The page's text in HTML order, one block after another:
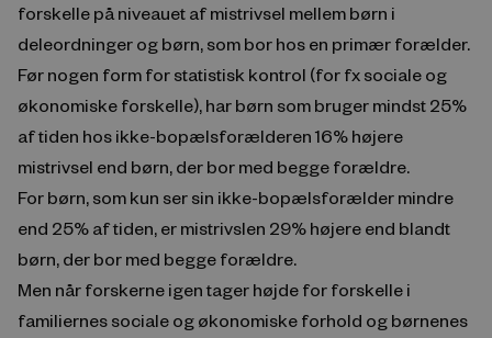
forskelle på niveauet af mistrivsel mellem børn i
deleordninger og børn, som bor hos en primær forælder.
Før nogen form for statistisk kontrol (for fx sociale og
økonomiske forskelle), har børn som bruger mindst 25%
af tiden hos ikke-bopælsforælderen 16% højere
mistrivsel end børn, der bor med begge forældre.
For børn, som kun ser sin ikke-bopælsforælder mindre
end 25% af tiden, er mistrivslen 29% højere end blandt
børn, der bor med begge forældre.
Men når forskerne igen tager højde for forskelle i
familiernes sociale og økonomiske forhold og børnenes